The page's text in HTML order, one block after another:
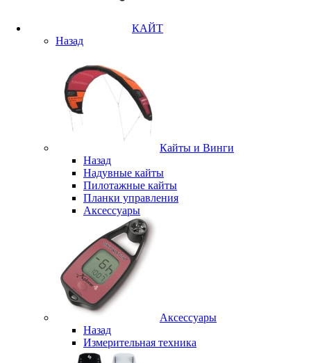
КАЙТ
Назад
Кайты и Винги
Назад
Надувные кайты
Пилотажные кайты
Планки управления
Аксессуары
Аксессуары
Назад
Измерительная техника